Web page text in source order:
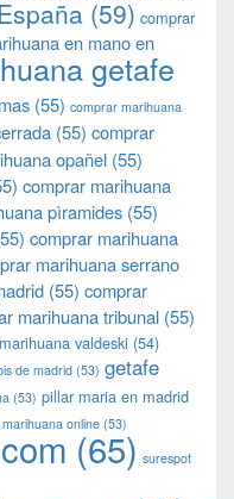
(59) comprar
en mano en
getafe
(55) comprar marihuana
(55) comprar
opañel (55)
comprar marihuana
pìramides (55)
comprar marihuana
marihuana serrano
(55) comprar
marihuana tribunal (55)
valdeski (54)
de madrid(53) getafe
(53) pillar maria en madrid
online(53)
(65) surespot